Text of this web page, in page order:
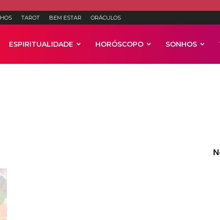
TAROT BEM ESTAR ORÁCULOS
ESPIRITUALIDADE HORÓSCOPO SONHOS